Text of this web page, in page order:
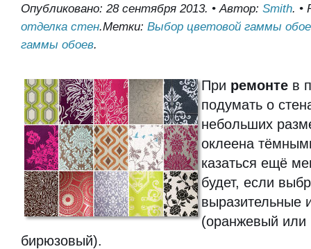
Опубликовано: 28 сентября 2013. •Автор: Smith. •
отделка стен.Метки: Выбор цветовой гаммы
гаммы обоев.
При ремонте в
подумать о
небольших
оклеена
казаться ещё
будет, если
выразительные
(оранжевый или
бирюзовый).